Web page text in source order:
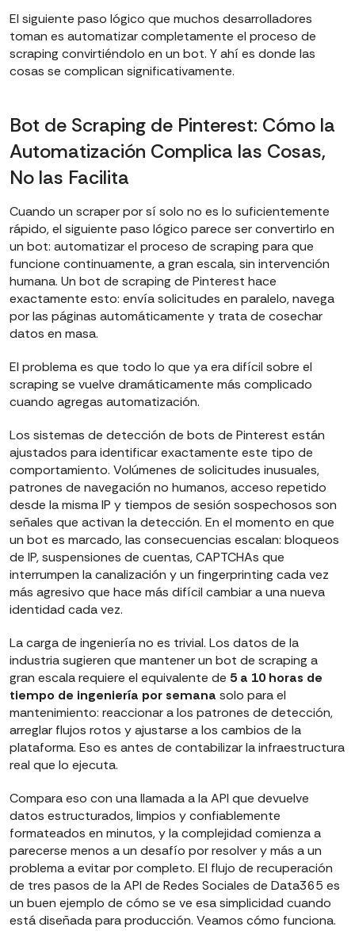
El siguiente paso lógico que muchos desarrolladores
toman es automatizar completamente el proceso de
scraping convirtiéndolo en un bot. Y ahí es donde las
cosas se complican significativamente.
Bot de Scraping de Pinterest: Cómo la
Automatización Complica las Cosas,
No las Facilita
Cuando un scraper por sí solo no es lo suficientemente
rápido, el siguiente paso lógico parece ser convertirlo en
un bot: automatizar el proceso de scraping para que
funcione continuamente, a gran escala, sin intervención
humana. Un bot de scraping de Pinterest hace
exactamente esto: envía solicitudes en paralelo, navega
por las páginas automáticamente y trata de cosechar
datos en masa.
El problema es que todo lo que ya era difícil sobre el
scraping se vuelve dramáticamente más complicado
cuando agregas automatización.
Los sistemas de detección de bots de Pinterest están
ajustados para identificar exactamente este tipo de
comportamiento. Volúmenes de solicitudes inusuales,
patrones de navegación no humanos, acceso repetido
desde la misma IP y tiempos de sesión sospechosos son
señales que activan la detección. En el momento en que
un bot es marcado, las consecuencias escalan: bloqueos
de IP, suspensiones de cuentas, CAPTCHAs que
interrumpen la canalización y un fingerprinting cada vez
más agresivo que hace más difícil cambiar a una nueva
identidad cada vez.
La carga de ingeniería no es trivial. Los datos de la
industria sugieren que mantener un bot de scraping a
gran escala requiere el equivalente de 5 a 10 horas de
tiempo de ingeniería por semana solo para el
mantenimiento: reaccionar a los patrones de detección,
arreglar flujos rotos y ajustarse a los cambios de la
plataforma. Eso es antes de contabilizar la infraestructura
real que lo ejecuta.
Compara eso con una llamada a la API que devuelve
datos estructurados, limpios y confiablemente
formateados en minutos, y la complejidad comienza a
parecerse menos a un desafío por resolver y más a un
problema a evitar por completo. El flujo de recuperación
de tres pasos de la API de Redes Sociales de Data365 es
un buen ejemplo de cómo se ve esa simplicidad cuando
está diseñada para producción. Veamos cómo funciona.